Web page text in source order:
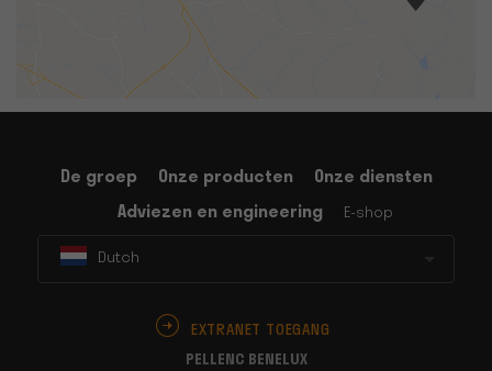
De groep Onze producten
Onze diensten
Adviezen en engineering
E-shop
Dutch
EXTRANET TOEGANG
PELLENC BENELUX